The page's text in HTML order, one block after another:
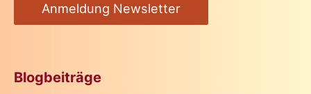
Anmeldung Newsletter
Blogbeiträge